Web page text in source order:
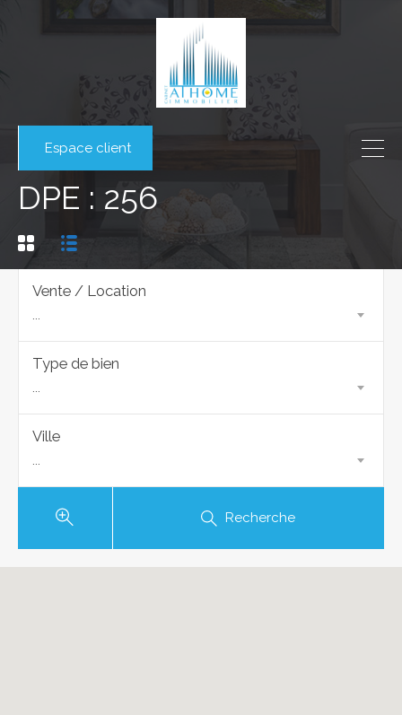
Espace client
DPE : 256
Vente / Location
...
Type de bien
...
Ville
...
Recherche